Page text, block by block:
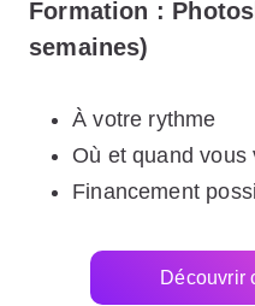
Formation :
semaines)
À votre rythme
Où et quand vous
Financement
Découvrir